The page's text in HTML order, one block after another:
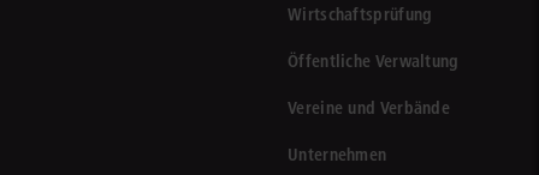
Wirtschaftsprüfung
Öffentliche Verwaltung
Vereine und Verbände
Unternehmen